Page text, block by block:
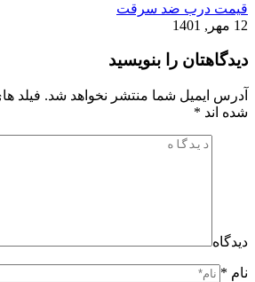
قیمت درب ضد سرقت
12 مهر, 1401
دیدگاهتان را بنویسید
آدرس ایمیل شما منتشر نخواهد شد.
شده اند *
دیدگاه
نام *